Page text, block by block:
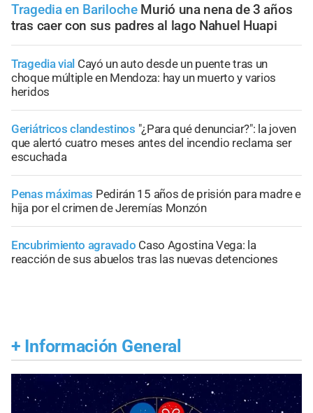
Tragedia en Bariloche Murió una nena de 3 años
tras caer con sus padres al lago Nahuel Huapi
Tragedia vial Cayó un auto desde un puente tras un
choque múltiple en Mendoza: hay un muerto y varios
heridos
Geriátricos clandestinos "¿Para qué denunciar?": la joven
que alertó cuatro meses antes del incendio reclama ser
escuchada
Penas máximas Pedirán 15 años de prisión para madre e
hija por el crimen de Jeremías Monzón
Encubrimiento agravado Caso Agostina Vega: la
reacción de sus abuelos tras las nuevas detenciones
+ Información General